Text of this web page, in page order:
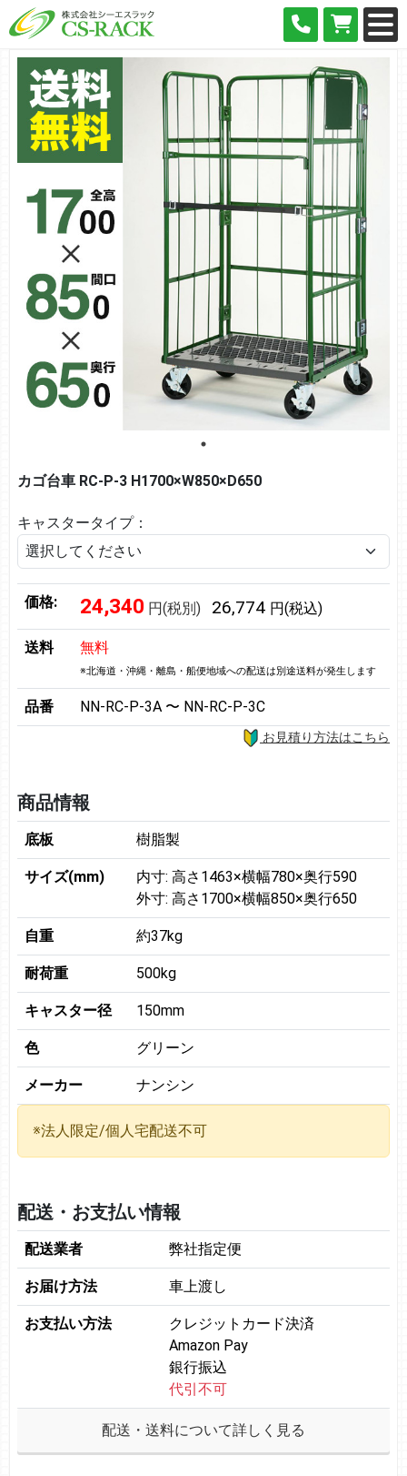
カゴ台車 RC-P-3 H1700×W850×D650
キャスタータイプ：
価格: 24,340 円(税別) 26,774 円(税込)
送料 無料
※北海道・沖縄・離島・船便地域への配送は別途送料が発生します
品番 NN-RC-P-3A 〜 NN-RC-P-3C
お見積り方法はこちら
商品情報
底板 樹脂製
サイズ(mm)
内寸: 高さ1463×横幅780×奥行590
外寸: 高さ1700×横幅850×奥行650
自重 約37kg
耐荷重 500kg
キャスター径 150mm
色 グリーン
メーカー ナンシン
※法人限定/個人宅配送不可
配送・お支払い情報
配送業者 弊社指定便
お届け方法 車上渡し
お支払い方法
クレジットカード決済
Amazon Pay
銀行振込
代引不可
配送・送料について詳しく見る